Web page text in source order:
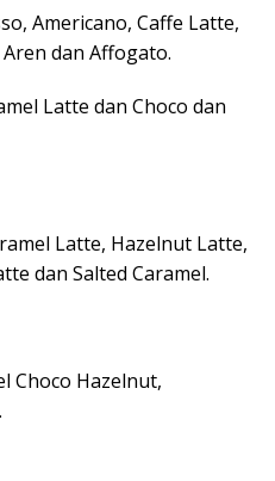
Americano, Caffe Latte,
dan Affogato.
Latte dan Choco dan
Latte, Hazelnut Latte,
dan Salted Caramel.
Choco Hazelnut,